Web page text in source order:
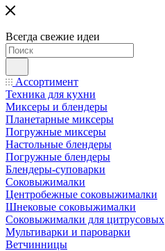
Всегда свежие идеи
Ассортимент
Техника для кухни
Миксеры и блендеры
Планетарные миксеры
Погружные миксеры
Настольные блендеры
Погружные блендеры
Блендеры-суповарки
Соковыжималки
Центробежные соковыжималки
Шнековые соковыжималки
Соковыжималки для цитрусовых
Мультиварки и пароварки
Ветчинницы